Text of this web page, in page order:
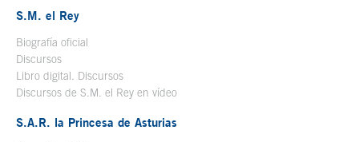
S.M. el Rey
Biografía oficial
Discursos
Libro digital. Discursos
Discursos de S.M. el Rey en vídeo
S.A.R. la Princesa de Asturias